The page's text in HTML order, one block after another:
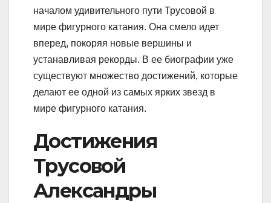
началом удивительного пути Трусовой в
мире фигурного катания. Она смело идет
вперед, покоряя новые вершины и
устанавливая рекорды. В ее биографии уже
существуют множество достижений, которые
делают ее одной из самых ярких звезд в
мире фигурного катания.
Достижения
Трусовой
Александры